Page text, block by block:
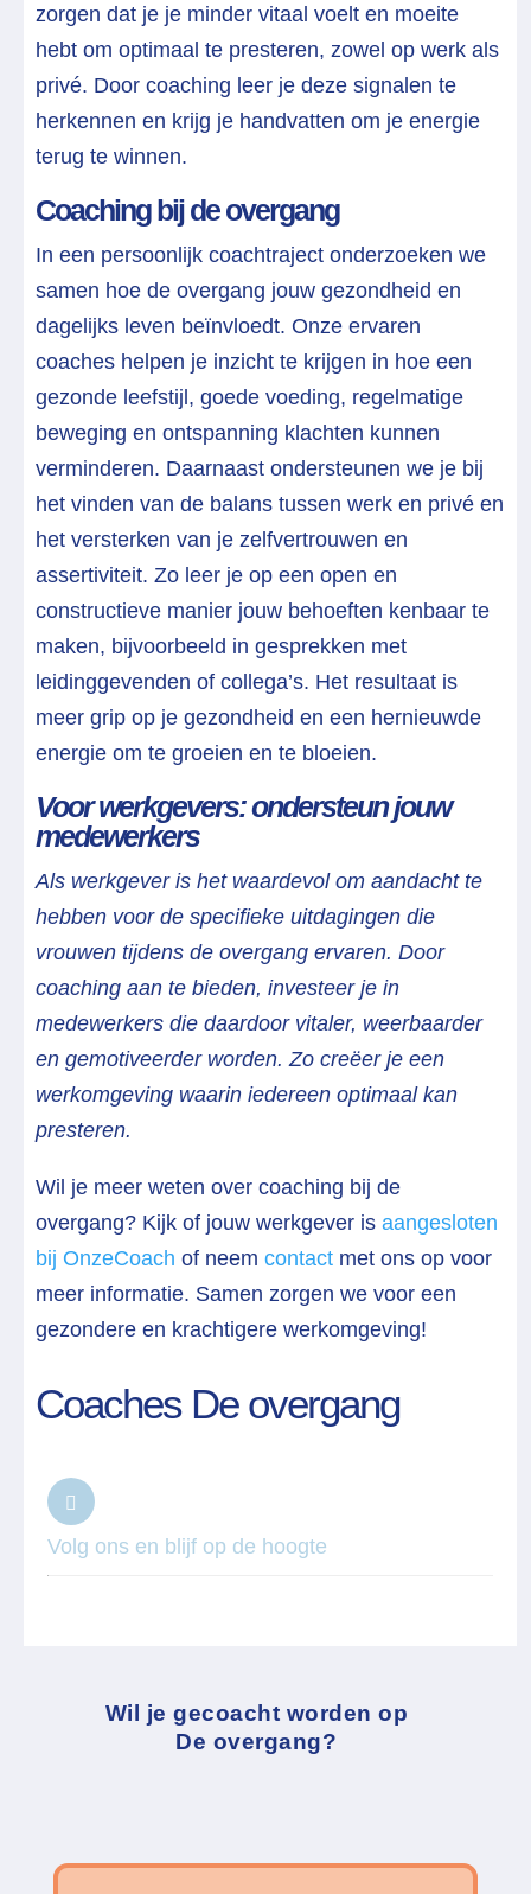
zorgen dat je je minder vitaal voelt en moeite
hebt om optimaal te presteren, zowel op werk als
privé. Door coaching leer je deze signalen te
herkennen en krijg je handvatten om je energie
terug te winnen.
Coaching bij de overgang
In een persoonlijk coachtraject onderzoeken we
samen hoe de overgang jouw gezondheid en
dagelijks leven beïnvloedt. Onze ervaren
coaches helpen je inzicht te krijgen in hoe een
gezonde leefstijl, goede voeding, regelmatige
beweging en ontspanning klachten kunnen
verminderen. Daarnaast ondersteunen we je bij
het vinden van de balans tussen werk en privé en
het versterken van je zelfvertrouwen en
assertiviteit. Zo leer je op een open en
constructieve manier jouw behoeften kenbaar te
maken, bijvoorbeeld in gesprekken met
leidinggevenden of collega’s. Het resultaat is
meer grip op je gezondheid en een hernieuwde
energie om te groeien en te bloeien.
Voor werkgevers: ondersteun jouw
medewerkers
Als werkgever is het waardevol om aandacht te
hebben voor de specifieke uitdagingen die
vrouwen tijdens de overgang ervaren. Door
coaching aan te bieden, investeer je in
medewerkers die daardoor vitaler, weerbaarder
en gemotiveerder worden. Zo creëer je een
werkomgeving waarin iedereen optimaal kan
presteren.
Wil je meer weten over coaching bij de
overgang? Kijk of jouw werkgever is aangesloten
bij OnzeCoach of neem contactmet ons op voor
meer informatie. Samen zorgen we voor een
gezondere en krachtigere werkomgeving!
Coaches De overgang
Volg ons en blijf op de hoogte
Wil je gecoacht worden op
De overgang?